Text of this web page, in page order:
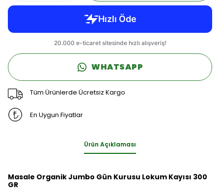
WHATSAPP
Tüm Ürünlerde Ücretsiz Kargo
En Uygun Fiyatlar
Ürün Açıklaması
Masale Organik Jumbo Gün Kurusu Lokum Kayısı 300
GR